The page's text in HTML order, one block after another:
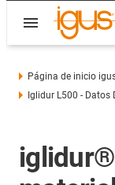
Página de inicio
Iglidur L500 - Datos
iglidur®